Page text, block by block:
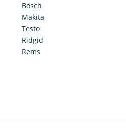
Bosch
Makita
Testo
Ridgid
Rems